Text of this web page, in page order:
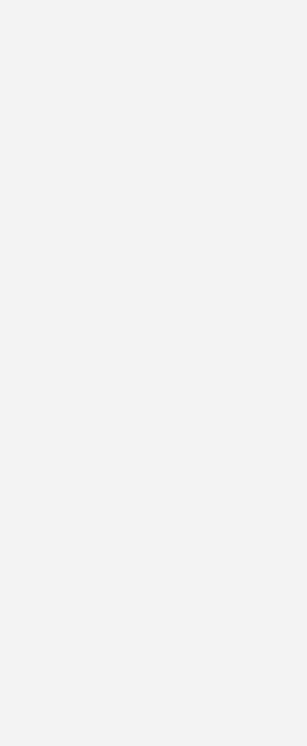
der Projekte der
betont Kerstin Andreae,
des BDEW. „Wenn wir unsere
und unabhängiger machen wollen,
erneuerbaren Energien in einem Tempo
wir in Deutschland bis dato nicht kennen“,
für Sie:
ist jetzt ein Gebot
Versorgungssicherheit!“
Energie erzeugen als verbrauchen
in Berlin-Brandenburg sind bis 2030